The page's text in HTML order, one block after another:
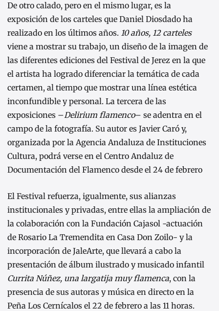
De otro calado, pero en el mismo lugar, es la
exposición de los carteles que Daniel Diosdado ha
realizado en los últimos años. 10 años, 12 carteles
viene a mostrar su trabajo, un diseño de la imagen de
las diferentes ediciones del Festival de Jerez en la que
el artista ha logrado diferenciar la temática de cada
certamen, al tiempo que mostrar una línea estética
inconfundible y personal. La tercera de las
exposiciones –Delirium flamenco– se adentra en el
campo de la fotografía. Su autor es Javier Caró y,
organizada por la Agencia Andaluza de Instituciones
Cultura, podrá verse en el Centro Andaluz de
Documentación del Flamenco desde el 24 de febrero
El Festival refuerza, igualmente, sus alianzas
institucionales y privadas, entre ellas la ampliación de
la colaboración con la Fundación Cajasol -actuación
de Rosario La Tremendita en Casa Don Zoilo- y la
incorporación de JaleArte, que llevará a cabo la
presentación de álbum ilustrado y musicado infantil
Currita Núñez, una largatija muy flamenca, con la
presencia de sus autoras y música en directo en la
Peña Los Cernícalos el 22 de febrero a las 11 horas.